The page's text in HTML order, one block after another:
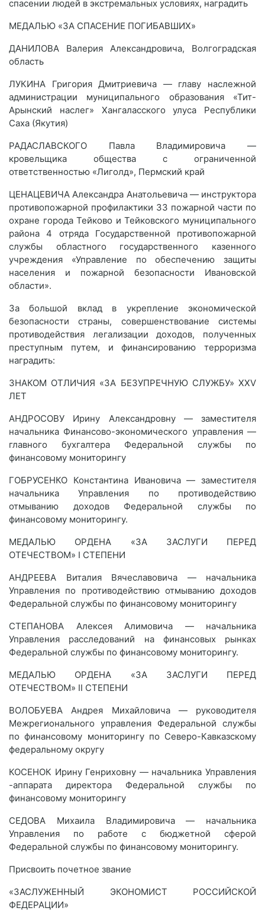
спасении людей в экстремальных условиях, наградить
МЕДАЛЬЮ «ЗА СПАСЕНИЕ ПОГИБАВШИХ»
ДАНИЛОВА Валерия Александровича, Волгоградская
область
ЛУКИНА Григория Дмитриевича — главу наслежной
администрации муниципального образования «Тит-
Арынский наслег» Хангаласского улуса Республики
Саха (Якутия)
РАДАСЛАВСКОГО Павла Владимировича —
кровельщика общества с ограниченной
ответственностью «Лиголд», Пермский край
ЦЕНАЦЕВИЧА Александра Анатольевича — инструктора
противопожарной профилактики 33 пожарной части по
охране города Тейково и Тейковского муниципального
района 4 отряда Государственной противопожарной
службы областного государственного казенного
учреждения «Управление по обеспечению защиты
населения и пожарной безопасности Ивановской
области».
За большой вклад в укрепление экономической
безопасности страны, совершенствование системы
противодействия легализации доходов, полученных
преступным путем, и финансированию терроризма
наградить:
ЗНАКОМ ОТЛИЧИЯ «ЗА БЕЗУПРЕЧНУЮ СЛУЖБУ» XXV
ЛЕТ
АНДРОСОВУ Ирину Александровну — заместителя
начальника Финансово-экономического управления —
главного бухгалтера Федеральной службы по
финансовому мониторингу
ГОБРУСЕНКО Константина Ивановича — заместителя
начальника Управления по противодействию
отмыванию доходов Федеральной службы по
финансовому мониторингу.
МЕДАЛЬЮ ОРДЕНА «ЗА ЗАСЛУГИ ПЕРЕД
ОТЕЧЕСТВОМ» I СТЕПЕНИ
АНДРЕЕВА Виталия Вячеславовича — начальника
Управления по противодействию отмыванию доходов
Федеральной службы по финансовому мониторингу
СТЕПАНОВА Алексея Алимовича — начальника
Управления расследований на финансовых рынках
Федеральной службы по финансовому мониторингу.
МЕДАЛЬЮ ОРДЕНА «ЗА ЗАСЛУГИ ПЕРЕД
ОТЕЧЕСТВОМ» II СТЕПЕНИ
ВОЛОБУЕВА Андрея Михайловича — руководителя
Межрегионального управления Федеральной службы
по финансовому мониторингу по Северо-Кавказскому
федеральному округу
КОСЕНОК Ирину Генриховну — начальника Управления
-аппарата директора Федеральной службы по
финансовому мониторингу
СЕДОВА Михаила Владимировича — начальника
Управления по работе с бюджетной сферой
Федеральной службы по финансовому мониторингу.
Присвоить почетное звание
«ЗАСЛУЖЕННЫЙ ЭКОНОМИСТ РОССИЙСКОЙ
ФЕДЕРАЦИИ»